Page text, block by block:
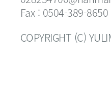
Fax : 0504-389-8650
COPYRIGHT (C)